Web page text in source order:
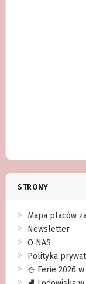
STRONY
Mapa placów
Newsletter
O NAS
Polityka
⛄️ Ferie 2026